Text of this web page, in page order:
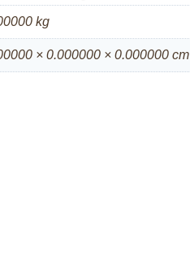
kg
× 0.000000 × 0.000000 cm